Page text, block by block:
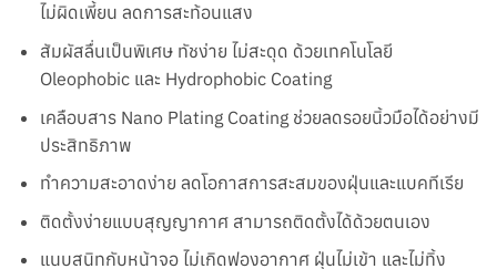
ไม่ผิดเพี้ยน ลดการสะท้อนแสง
สัมผัสลื่นเป็นพิเศษ ทัชง่าย ไม่สะดุด ด้วยเทคโนโลยี
Oleophobic และ Hydrophobic Coating
เคลือบสาร Nano Plating Coating ช่วยลดรอยนิ้วมือได้อย่างมี
ประสิทธิภาพ
ทำความสะอาดง่าย ลดโอกาสการสะสมของฝุ่นและแบคทีเรีย
ติดตั้งง่ายแบบสุญญากาศ สามารถติดตั้งได้ด้วยตนเอง
แนบสนิทกับหน้าจอ ไม่เกิดฟองอากาศ ฝุ่นไม่เข้า และไม่ทิ้ง